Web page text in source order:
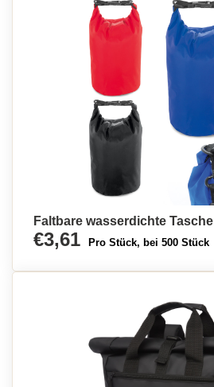
Faltbare wasserdichte Tasche
€3,61 Pro Stück, bei 500 Stück